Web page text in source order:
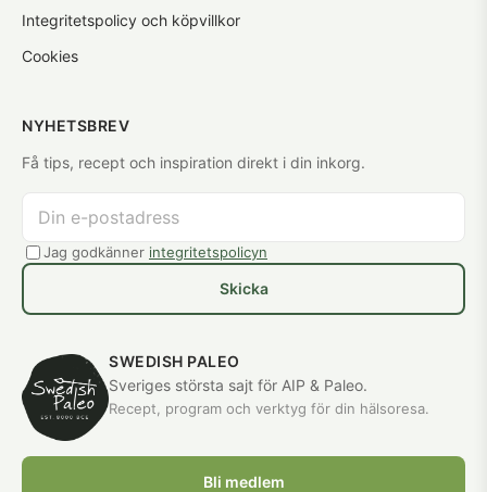
SWEDISH PALEO
Sveriges största sajt för AIP & Paleo.
Recept, program och verktyg för din hälsoresa.
Bli medlem
Integritetspolicy och köpvillkor
Cookies
NYHETSBREV
Få tips, recept och inspiration direkt i din inkorg.
Jag godkänner integritetspolicyn
Skicka